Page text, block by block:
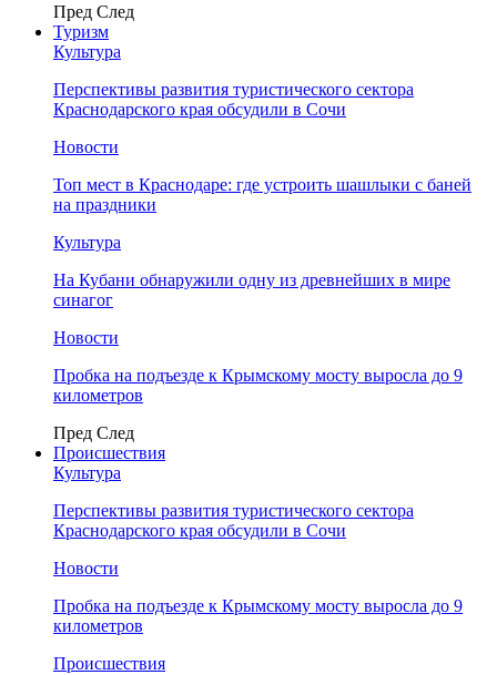
Пред След
Туризм
Культура
Перспективы развития туристического сектора
Краснодарского края обсудили в Сочи
Новости
Топ мест в Краснодаре: где устроить шашлыки с баней
на праздники
Культура
На Кубани обнаружили одну из древнейших в мире
синагог
Новости
Пробка на подъезде к Крымскому мосту выросла до 9
километров
Пред След
Происшествия
Культура
Перспективы развития туристического сектора
Краснодарского края обсудили в Сочи
Новости
Пробка на подъезде к Крымскому мосту выросла до 9
километров
Происшествия